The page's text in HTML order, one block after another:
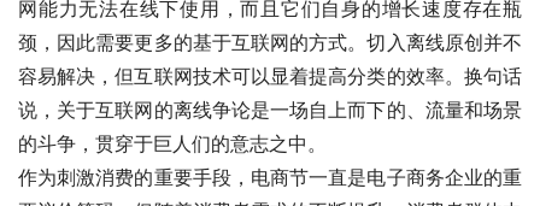
网能力无法在线下使用，而且它们自身的增长速度存在瓶
颈，因此需要更多的基于互联网的方式。切入离线原创并不
容易解决，但互联网技术可以显着提高分类的效率。换句话
说，关于互联网的离线争论是一场自上而下的、流量和场景
的斗争，贯穿于巨人们的意志之中。
作为刺激消费的重要手段，电商节一直是电子商务企业的重